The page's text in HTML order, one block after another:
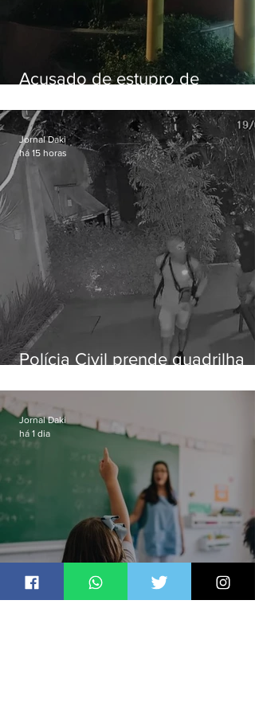
Acusado de estupro de
Polícia Civil prende quadrilha
residências de luxo no Rio
Jornal Daki
há 15 horas
Jornal Daki
há 1 dia